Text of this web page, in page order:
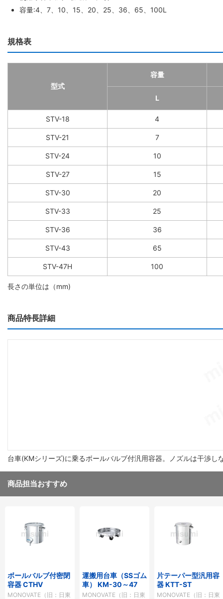
容量:4、7、10、15、20、25、36、65、100L
規格表
型式
容量
L
STV-18 4
STV-21 7
STV-24 10
STV-27 15
STV-30 20
STV-33 25
STV-36 36
STV-43 65
STV-47H 100
長さの単位は（mm)
商品特長詳細
台車(KMシリーズ)に乗るボールバルブ付汎用容器。ノズルは干渉し
商品担当おすすめ
ボールバルブ付密閉
容器 CTHV
MONOVATE（旧：日東
運搬用台車（SSゴム
車） KM-30～47
MONOVATE（旧：日東
片テーパー型汎用容
器 KTT-ST
MONOVATE（旧：日東